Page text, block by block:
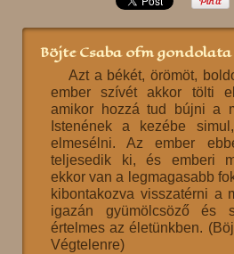
Böjte Csaba ofm gondolata
Azt a békét, örömöt,
ember szívét akkor tölti
amikor hozzá tud bújni a
Istenének a kezébe
elmesélni. Az ember
teljesedik ki, és emberi
ekkor van a legmagasabb
kibontakozva visszatérni a
igazán gyümölcsöző és
értelmes az életünkben.
Végtelenre)